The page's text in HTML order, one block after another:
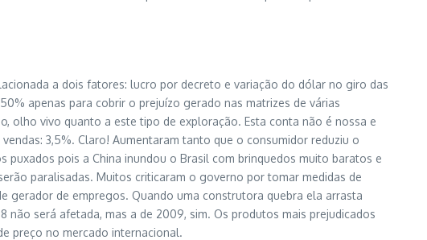
a dois fatores: lucro por decreto e variação do dólar no giro das
apenas para cobrir o prejuízo gerado nas matrizes de várias
olho vivo quanto a este tipo de exploração. Esta conta não é nossa e
3,5%. Claro! Aumentaram tanto que o consumidor reduziu o
puxados pois a China inundou o Brasil com brinquedos muito baratos e
paralisadas. Muitos criticaram o governo por tomar medidas de
gerador de empregos. Quando uma construtora quebra ela arrasta
não será afetada, mas a de 2009, sim. Os produtos mais prejudicados
preço no mercado internacional.